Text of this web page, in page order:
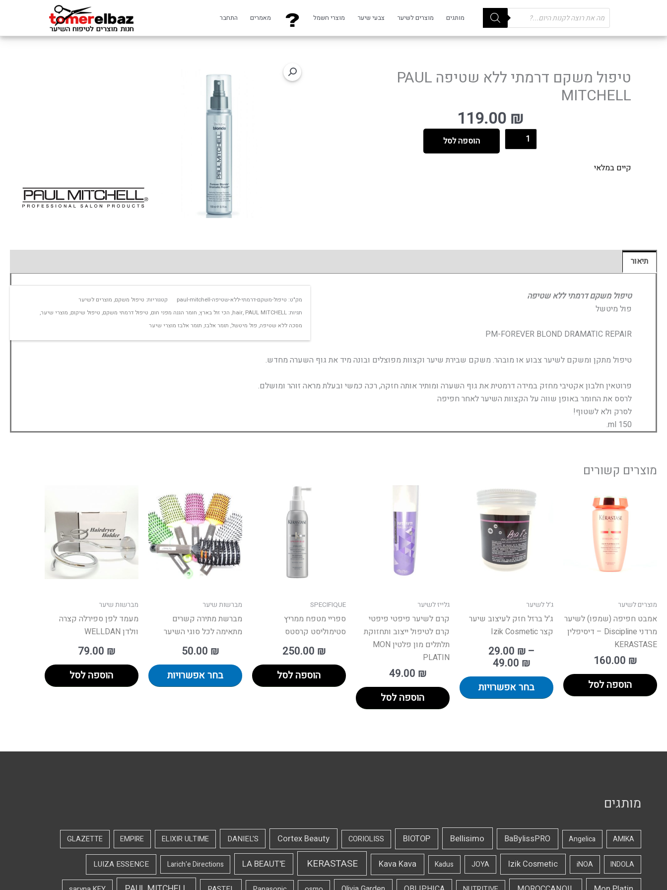
מותגים מוצרים לשיער צבעי שיער מוצרי חשמל מאמרים התחבר
Products
search
טיפול משקם דרמתי ללא שטיפה PAUL
MITCHELL
119.00 ₪
הוספה לסל
קיים במלאי
מק"ט: טיפול-משקם-דרמתי-ללא-שטיפה-paul-mitchell קטגוריות: טיפול משקם, מוצרים לשיער
תגיות:
hair, PAUL MITCHELL
, הכי זול בארץ, חומר הגנה מפני חום, טיפול דרמתי משקם, טיפול שיקום, מוצרי שיער,
מסכה ללא שטיפה, פול מיטשל, תומר אלבז, תומר אלבז מוצרי שיער
תיאור
טיפול משקם דרמתי ללא שטיפה
פול מיטשל
PM-FOREVER BLOND DRAMATIC REPAIR
טיפול מתקן ומשקם לשיער צבוע או מובהר. משקם שבירת שיער וקצוות מפוצלים ובונה מיד את גוף השערה מחדש.
פרוטאין חלבון אקטיבי מחזק במידה דרמטית את גוף השערה ומותיר אותה חזקה, רכה כמשי ובעלת מראה זוהר ומושלם.
לרסס את החומר באופן שווה על הקצוות השיער לאחר חפיפה
לסרק ולא לשטוף!
150 ml.
מוצרים קשורים
מוצרים לשיער
אמבט חפיפה (שמפו) לשיער
מרדני Discipline – דיסיפלין
KERASTASE
160.00 ₪
הוספה לסל
ג'ל לשיער
ג'ל ברזל חזק לעיצוב שיער
קצר Izik Cosmetic
29.00 ₪–
49.00 ₪
טווח
מחירים:
⁦29.00 ₪⁩
בחר אפשרויות
בעמוד
המוצר
גלייז לשיער
קרם לשיער פיפטי פיפטי
קרם לטיפול ייצוב ותחזוקת
תלתלים מון פלטין MON
PLATIN
49.00 ₪
הוספה לסל
SPECIFIQUE
ספריי מטפח ממריץ
סטימוליסט קרסטס
250.00 ₪
הוספה לסל
מברשות שיער
מברשת מתירה קשרים
מתאימה לכל סוגי השיער
50.00 ₪
בחר אפשרויות
יש
מספר
סוגים.
בעמוד
המוצר
מברשות שיער
מעמד לפן ספירלה קצרה
וולדן WELLDAN
79.00 ₪
הוספה לסל
מותגים
AMIKA
Angelica
BaBylissPRO
Bellisimo
BIOTOP
CORIOLISS
Cortex Beauty
DANIEL'S
ELIXIR ULTIME
EMPIRE
GLAZETTE
INDOLA
iNOA
Izik Cosmetic
JOYA
Kadus
Kava Kava
KERASTASE
LA BEAUT'E
Larich'e Directions
LUIZA ESSENCE